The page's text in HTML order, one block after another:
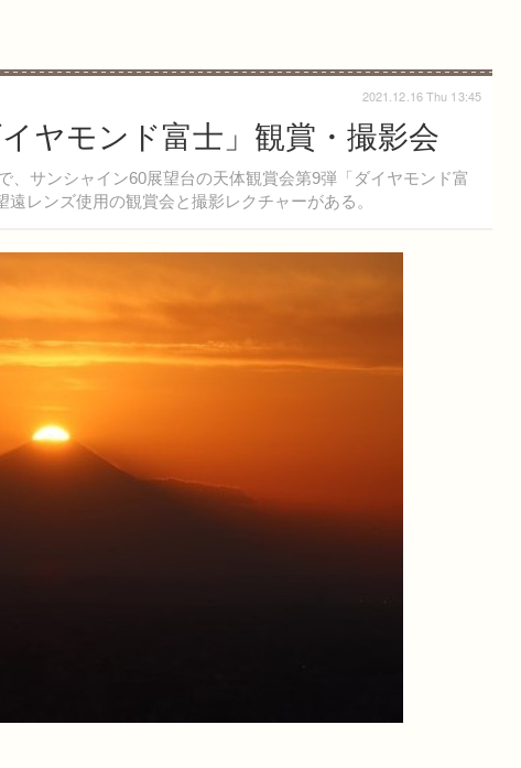
ヤモンド富士」観賞・撮影会
サンシャイン60展望台の天体観賞会第9弾「ダイヤモンド富
レンズ使用の観賞会と撮影レクチャーがある。
2021.12.16 Thu 13:45